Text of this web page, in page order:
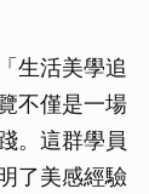
生活美學追
不僅是一場
。這群學員
了美感經驗